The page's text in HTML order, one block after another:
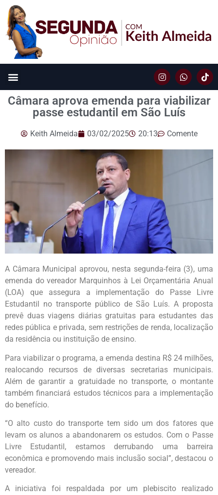
Câmara aprova emenda para viabilizar
passe estudantil em São Luís
Keith Almeida 03/02/2025 20:13 Comente
A Câmara Municipal aprovou, nesta segunda-feira (3), uma
emenda do vereador Marquinhos à Lei Orçamentária Anual
(LOA) que assegura a implementação do Passe Livre
Estudantil no transporte público de São Luís. A proposta
prevê duas viagens diárias gratuitas para estudantes das
redes pública e privada, sem restrições de renda, localização
da residência ou instituição de ensino.
Para viabilizar o programa, a emenda destina R$ 24 milhões,
realocando recursos de diversas secretarias municipais.
Além de garantir a gratuidade no transporte, o montante
também financiará estudos técnicos para a implementação
do benefício.
“O alto custo do transporte tem sido um dos fatores que
levam os alunos a abandonarem os estudos. Com o Passe
Livre Estudantil, estamos derrubando uma barreira
econômica e promovendo mais inclusão social”, destacou o
vereador.
A iniciativa foi respaldada por um plebiscito realizado